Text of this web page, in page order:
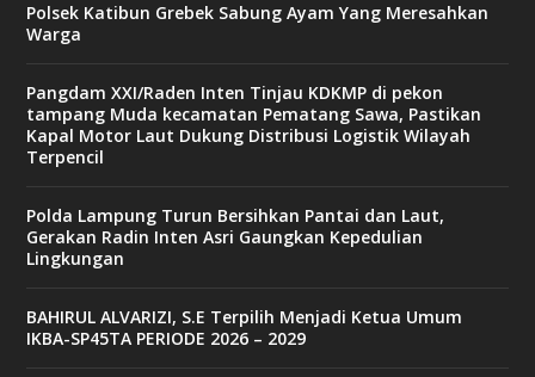
Polsek Katibun Grebek Sabung Ayam Yang Meresahkan
Warga
Pangdam XXI/Raden Inten Tinjau KDKMP di pekon
tampang Muda kecamatan Pematang Sawa, Pastikan
Kapal Motor Laut Dukung Distribusi Logistik Wilayah
Terpencil
Polda Lampung Turun Bersihkan Pantai dan Laut,
Gerakan Radin Inten Asri Gaungkan Kepedulian
Lingkungan
BAHIRUL ALVARIZI, S.E Terpilih Menjadi Ketua Umum
IKBA-SP45TA PERIODE 2026 – 2029